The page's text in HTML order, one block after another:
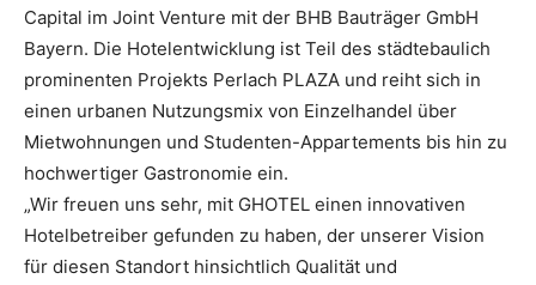
Capital im Joint Venture mit der BHB Bauträger GmbH
Bayern. Die Hotelentwicklung ist Teil des städtebaulich
prominenten Projekts Perlach PLAZA und reiht sich in
einen urbanen Nutzungsmix von Einzelhandel über
Mietwohnungen und Studenten-Appartements bis hin zu
hochwertiger Gastronomie ein.
„Wir freuen uns sehr, mit GHOTEL einen innovativen
Hotelbetreiber gefunden zu haben, der unserer Vision
für diesen Standort hinsichtlich Qualität und